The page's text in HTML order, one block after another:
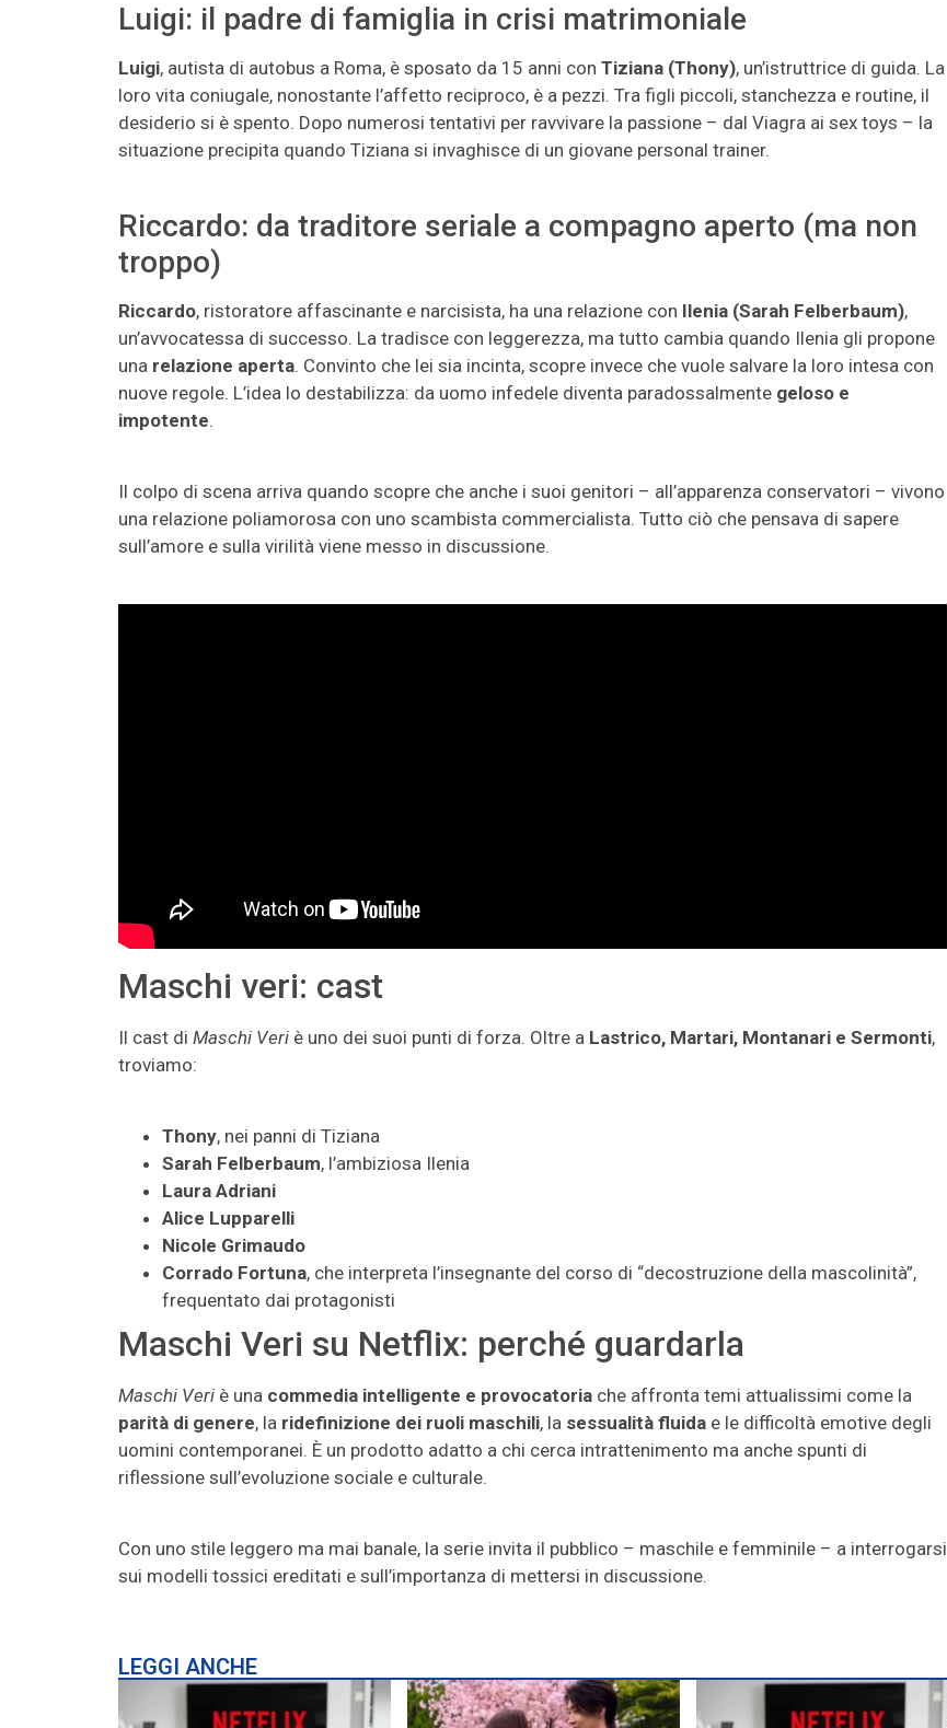
Luigi: il padre di famiglia in crisi matrimoniale
Luigi, autista di autobus a Roma, è sposato da 15 anni con Tiziana (Thony), un’istruttrice di guida. La
loro vita coniugale, nonostante l’affetto reciproco, è a pezzi. Tra figli piccoli, stanchezza e routine, il
desiderio si è spento. Dopo numerosi tentativi per ravvivare la passione – dal Viagra ai sex toys – la
situazione precipita quando Tiziana si invaghisce di un giovane personal trainer.
Riccardo: da traditore seriale a compagno aperto (ma non
troppo)
Riccardo, ristoratore affascinante e narcisista, ha una relazione con Ilenia (Sarah Felberbaum),
un’avvocatessa di successo. La tradisce con leggerezza, ma tutto cambia quando Ilenia gli propone
una relazione aperta. Convinto che lei sia incinta, scopre invece che vuole salvare la loro intesa con
nuove regole. L’idea lo destabilizza: da uomo infedele diventa paradossalmente geloso e
impotente.
Il colpo di scena arriva quando scopre che anche i suoi genitori – all’apparenza conservatori – vivono
una relazione poliamorosa con uno scambista commercialista. Tutto ciò che pensava di sapere
sull’amore e sulla virilità viene messo in discussione.
Maschi veri: cast
Il cast di Maschi Veri è uno dei suoi punti di forza. Oltre a Lastrico, Martari, Montanari e Sermonti,
troviamo:
Thony, nei panni di Tiziana
Sarah Felberbaum, l’ambiziosa Ilenia
Laura Adriani
Alice Lupparelli
Nicole Grimaudo
Corrado Fortuna, che interpreta l’insegnante del corso di “decostruzione della mascolinità”,
frequentato dai protagonisti
Maschi Veri su Netflix: perché guardarla
Maschi Veri è una commedia intelligente e provocatoria che affronta temi attualissimi come la
parità di genere, la ridefinizione dei ruoli maschili, la sessualità fluida e le difficoltà emotive degli
uomini contemporanei. È un prodotto adatto a chi cerca intrattenimento ma anche spunti di
riflessione sull’evoluzione sociale e culturale.
Con uno stile leggero ma mai banale, la serie invita il pubblico – maschile e femminile – a interrogarsi
sui modelli tossici ereditati e sull’importanza di mettersi in discussione.
LEGGI ANCHE